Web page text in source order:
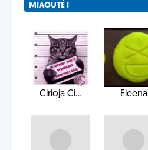
MIAOUTÉ !
Cirioja Ci... Eleena